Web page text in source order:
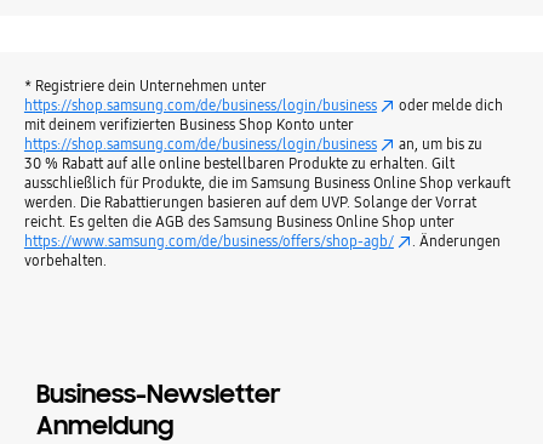
* Registriere dein Unternehmen unter
https://shop.samsung.com/de/business/login/business
oder melde dich
mit deinem verifizierten Business Shop Konto unter
https://shop.samsung.com/de/business/login/business
an, um bis zu
30 % Rabatt auf alle online bestellbaren Produkte zu erhalten. Gilt
ausschließlich für Produkte, die im Samsung Business Online Shop verkauft
werden. Die Rabattierungen basieren auf dem UVP. Solange der Vorrat
reicht. Es gelten die AGB des Samsung Business Online Shop unter
https://www.samsung.com/de/business/offers/shop-agb/
. Änderungen
vorbehalten.
Business-Newsletter
Anmeldung